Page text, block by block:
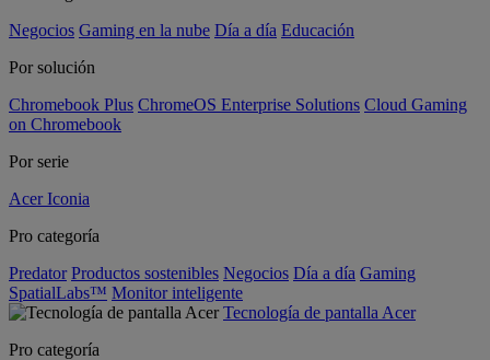
Negocios Gaming en la nube Día a día Educación
Por solución
Chromebook Plus ChromeOS Enterprise Solutions Cloud Gaming
on Chromebook
Por serie
Acer Iconia
Pro categoría
Predator Productos sostenibles Negocios Día a día Gaming
SpatialLabs™ Monitor inteligente
Tecnología de pantalla Acer
Pro categoría